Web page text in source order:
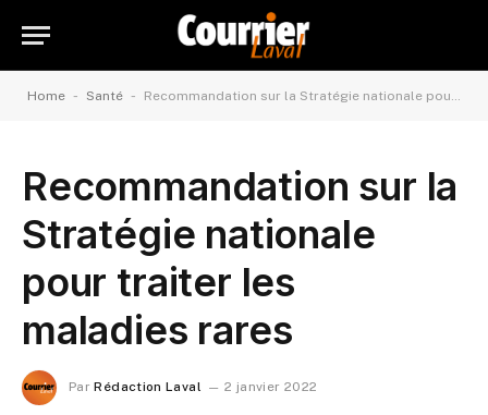
Home - Santé - Recommandation sur la Stratégie nationale pour traiter les maladies rares
Recommandation sur la
Stratégie nationale
pour traiter les
maladies rares
Par Rédaction Laval 2 janvier 2022